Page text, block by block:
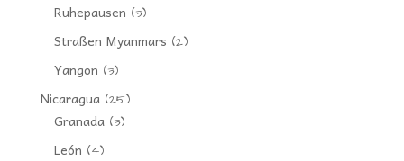
Ruhepausen (3)
Straßen Myanmars (2)
Yangon (3)
Nicaragua(25)
Granada(3)
León (4)